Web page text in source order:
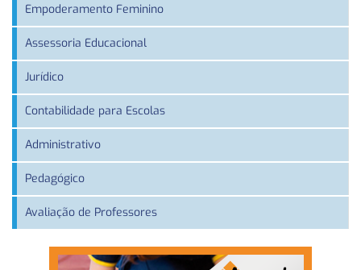
Empoderamento Feminino
Assessoria Educacional
Jurídico
Contabilidade para Escolas
Administrativo
Pedagógico
Avaliação de Professores